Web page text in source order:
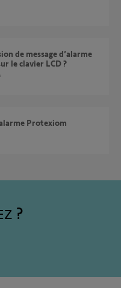
le clavier LCD ?
Protexiom